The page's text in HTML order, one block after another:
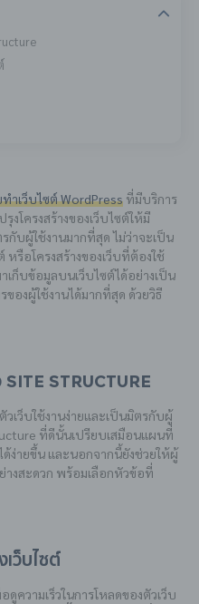
ำเว็บไซต์ WordPress ที่มีบริการ
โครงสร้างของเว็บไซต์ให้มี
กับผู้ใช้งานมากที่สุด ไม่ว่าจะเป็น
หรือโครงสร้างของเว็บที่ต้องใช้
เก็บข้อมูลบนเว็บไซต์ได้อย่างเป็น
องผู้ใช้งานได้มากที่สุด ด้วยวิธี
รือ Site Structure
วเว็บใช้งานง่ายและเป็นมิตรกับผู้
ที่ดีนั้นเปรียบเสมือนแผนที่
ง่ายขึ้น และนอกจากนี้ยังช่วยให้ผู้
ย่างสะดวก พร้อมเลือกหัวข้อที่
เว็บไซต์
ดูความเร็วในการโหลดของตัวเว็บ